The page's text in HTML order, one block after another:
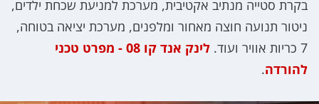
בקרת סטייה מנתיב אקטיבית, מערכת למניעת שכחת ילדים,
ניטור תנועה חוצה מאחור ומלפנים, מערכת יציאה בטוחה,
7 כריות אוויר ועוד.
לינק אנד קו 08 - מפרט טכני
להורדה.